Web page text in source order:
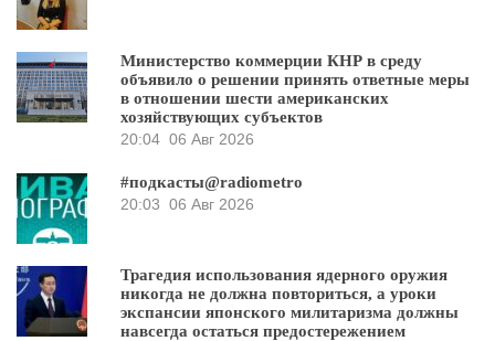
Министерство коммерции КНР в среду
объявило о решении принять ответные меры
в отношении шести американских
хозяйствующих субъектов
20:04 06 Авг 2026
#подкасты@radiometro
20:03 06 Авг 2026
Трагедия использования ядерного оружия
никогда не должна повториться, а уроки
экспансии японского милитаризма должны
навсегда остаться предостережением